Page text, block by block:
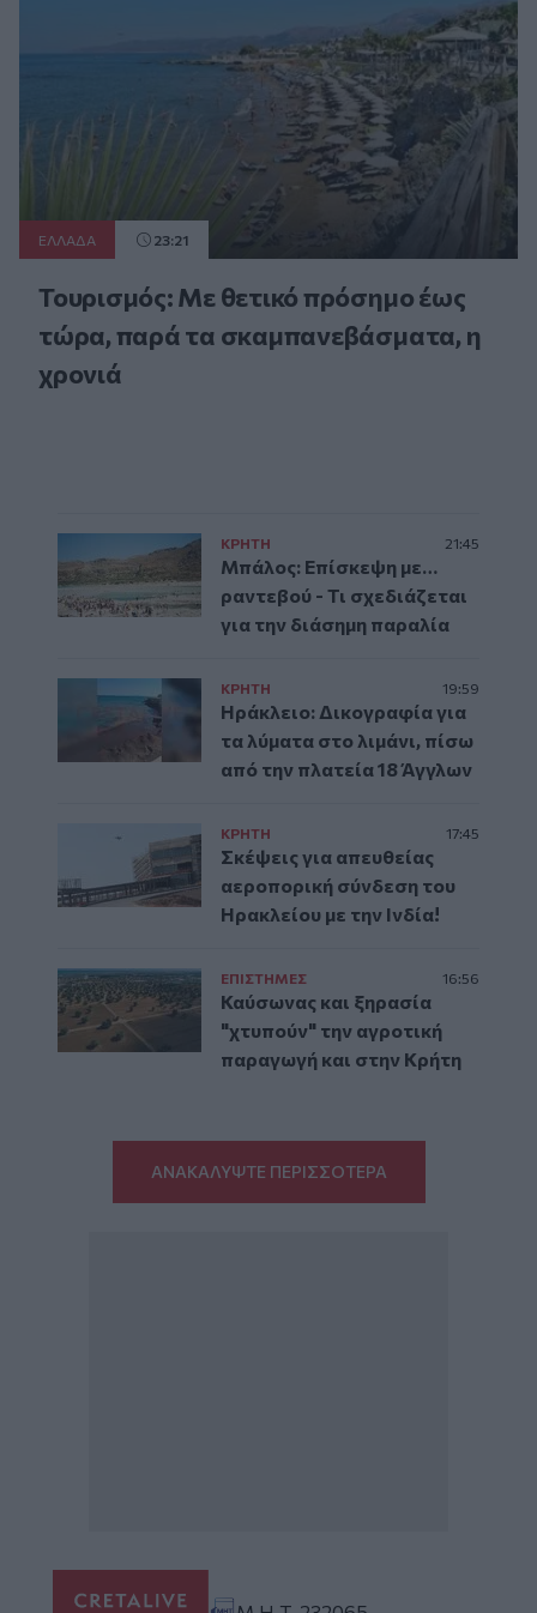
ΕΛΛAΔΑ 23:21
Τουρισμός: Με θετικό πρόσημο έως
τώρα, παρά τα σκαμπανεβάσματα, η
χρονιά
ΚΡΗΤΗ 21:45
Μπάλος: Επίσκεψη με…
ραντεβού - Τι σχεδιάζεται
για την διάσημη παραλία
ΚΡΗΤΗ 19:59
Ηράκλειο: Δικογραφία για
τα λύματα στο λιμάνι, πίσω
από την πλατεία 18 Άγγλων
ΚΡΗΤΗ 17:45
Σκέψεις για απευθείας
αεροπορική σύνδεση του
Ηρακλείου με την Ινδία!
ΕΠΙΣΤΗΜΕΣ 16:56
Καύσωνας και ξηρασία
"χτυπούν" την αγροτική
παραγωγή και στην Κρήτη
ΑΝΑΚΑΛΥΨΤΕ ΠΕΡΙΣΣΟΤΕΡΑ